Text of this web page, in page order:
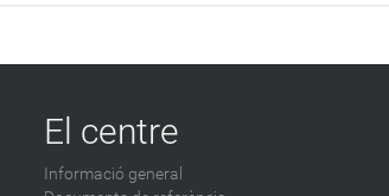
El centre
Informació general